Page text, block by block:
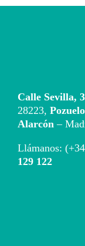
Calle Sevilla, 3
28223,
Alarcón –
Llámanos:
129 122